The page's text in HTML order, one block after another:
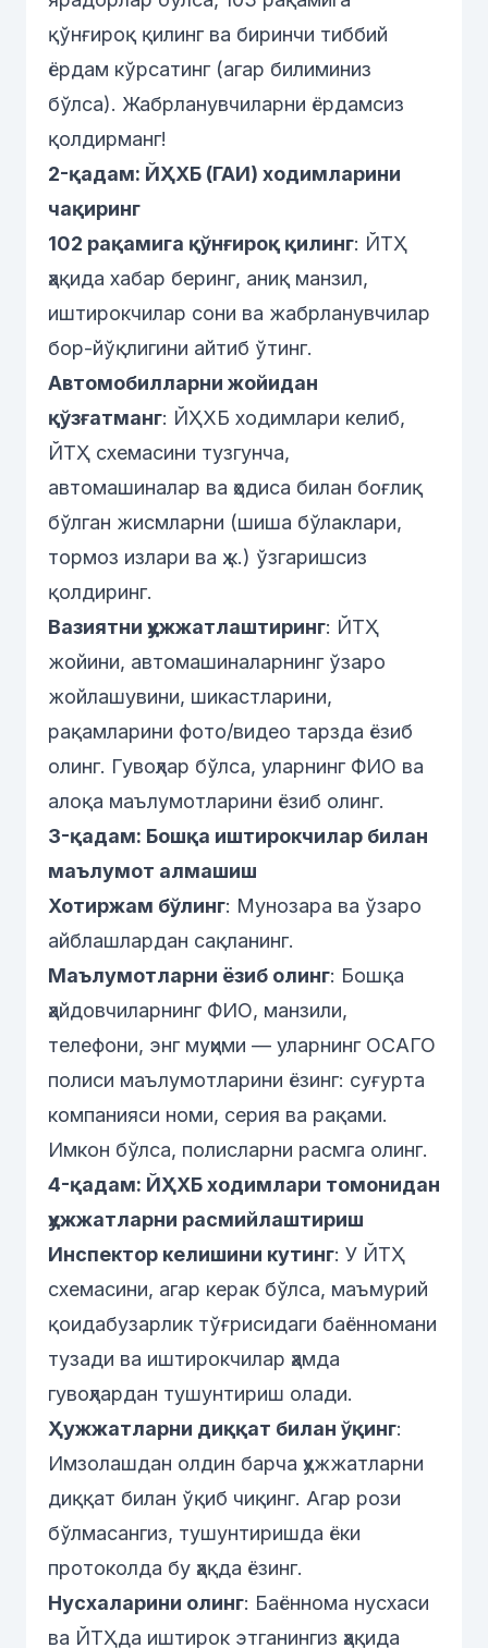
қўнғироқ қилинг ва биринчи тиббий
ёрдам кўрсатинг (агар билиминиз
бўлса). Жабрланувчиларни ёрдамсиз
қолдирманг!
2-қадам: ЙҲХБ (ГАИ) ходимларини
чақиринг
102 рақамига қўнғироқ қилинг: ЙТҲ
ҳақида хабар беринг, аниқ манзил,
иштирокчилар сони ва жабрланувчилар
бор-йўқлигини айтиб ўтинг.
Автомобилларни жойидан
қўзғатманг: ЙҲХБ ходимлари келиб,
ЙТҲ схемасини тузгунча,
автомашиналар ва ҳодиса билан боғлиқ
бўлган жисмларни (шиша бўлаклари,
тормоз излари ва ҳ.к.) ўзгаришсиз
қолдиринг.
Вазиятни ҳужжатлаштиринг: ЙТҲ
жойини, автомашиналарнинг ўзаро
жойлашувини, шикастларини,
рақамларини фото/видео тарзда ёзиб
олинг. Гувоҳлар бўлса, уларнинг ФИО ва
алоқа маълумотларини ёзиб олинг.
3-қадам: Бошқа иштирокчилар билан
маълумот алмашиш
Хотиржам бўлинг: Мунозара ва ўзаро
айблашлардан сақланинг.
Маълумотларни ёзиб олинг: Бошқа
ҳайдовчиларнинг ФИО, манзили,
телефони, энг муҳими — уларнинг ОСАГО
полиси маълумотларини ёзинг: суғурта
компанияси номи, серия ва рақами.
Имкон бўлса, полисларни расмга олинг.
4-қадам: ЙҲХБ ходимлари томонидан
ҳужжатларни расмийлаштириш
Инспектор келишини кутинг: У ЙТҲ
схемасини, агар керак бўлса, маъмурий
қоидабузарлик тўғрисидаги баённомани
тузади ва иштирокчилар ҳамда
гувоҳлардан тушунтириш олади.
Ҳужжатларни диққат билан ўқинг:
Имзолашдан олдин барча ҳужжатларни
диққат билан ўқиб чиқинг. Агар рози
бўлмасангиз, тушунтиришда ёки
протоколда бу ҳақда ёзинг.
Нусхаларини олинг: Баённома нусхаси
ва ЙТҲда иштирок этганингиз ҳақида